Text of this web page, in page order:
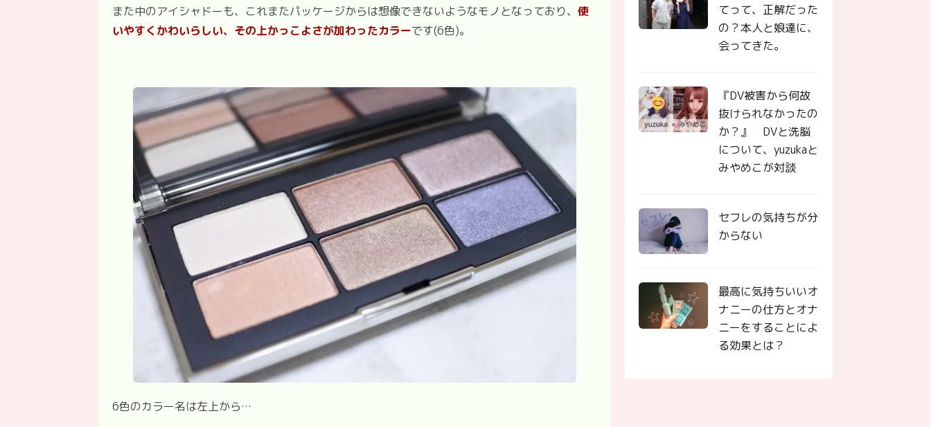
また中のアイシャドーも、これまたパッケージからは想像できないようなモノとなっており、 使
いやすくかわいらしい、その上かっこよさが加わったカラーです(6色)。
6色のカラー名は左上から…
てって、正解だった
の？本人と娘達に、
会ってきた。
『DV被害から何故
抜けられなかったの
か？』 DVと洗脳
について、yuzukaと
みやめこが対談
セフレの気持ちが分
からない
最高に気持ちいいオ
ナニーの仕方とオナ
ニーをすることによ
る効果とは？